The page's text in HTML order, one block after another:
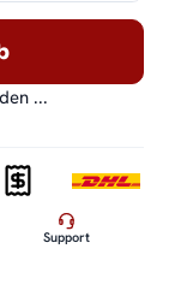
...
Support